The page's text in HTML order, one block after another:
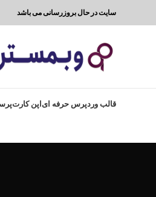
سایت در حال بروزرسانی می باشد
قالب وردپرس حرفه ایاپن کارت